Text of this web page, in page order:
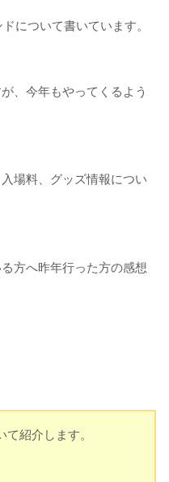
について書いています。
、今年もやってくるよう
場料、グッズ情報につい
方へ昨年行った方の感想
紹介します。